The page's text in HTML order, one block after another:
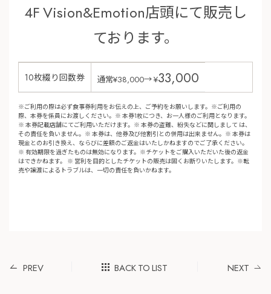
4F Vision&Emotion店頭にて販売し
ております。
10枚綴り回数券 通常¥38,000→ ¥33,000
※ご利用の際は必ず食事券利用をお伝えの上、ご予約をお願いします。※ご利用の
際、本券を係員にお渡しください。※ 本券1枚につき、お一人様のご利用となります。
※ 本券記載店舗にてご利用いただけます。※ 本券の盗難、紛失などに関しまして は、
その責任を負いません。※ 本券は、他券及び他割引との併用は出来ません。※ 本券は
現金とのお引き換え、ならびに差額のご返金はいたしかねますのでご了承ください。
※ 有効期限を過ぎたものは無効になります。※チケットをご購入いただいた後の返金
はできかねます。 ※ 営利を目的としたチケットの販売は固くお断りいたします。※転
売や譲渡によるトラブルは、一切の責任を負いかねます。
PREV BACK TO LIST NEXT